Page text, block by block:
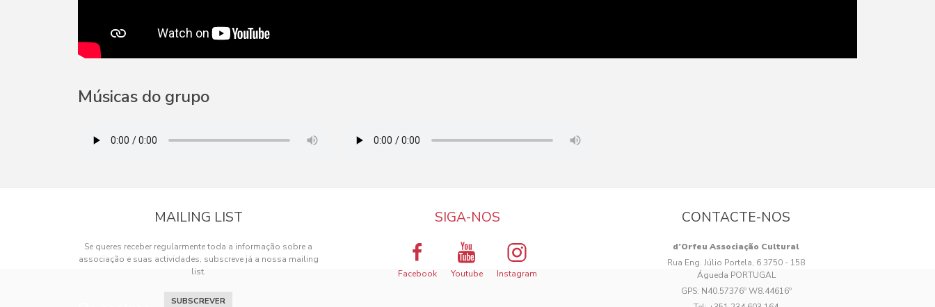
Músicas do grupo
MAILING LIST
Se queres receber regularmente toda a informação sobre a
associação e suas actividades, subscreve já a nossa mailing
list.
SUBSCREVER
SIGA-NOS
Facebook Youtube Instagram
CONTACTE-NOS
d’Orfeu Associação Cultural
Rua Eng. Júlio Portela, 6 3750 - 158
Águeda PORTUGAL
GPS: N40.57376º W8.44616º